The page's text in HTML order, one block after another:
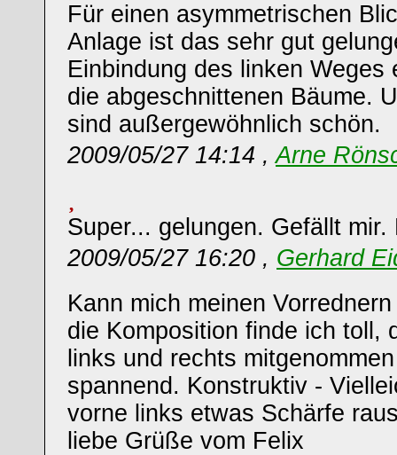
Für einen asymmetrischen
Anlage ist das sehr gut
Einbindung des linken Weges
die abgeschnittenen Bäume.
sind außergewöhnlich schön.
2009/05/27 14:14 ,Arne
Super... gelungen. Gefällt mir.
2009/05/27 16:20 , Gerhard
Kann mich meinen
die Komposition finde ich toll,
links und rechts
spannend. Konstruktiv -
vorne links etwas Schärfe
liebe Grüße vom Felix